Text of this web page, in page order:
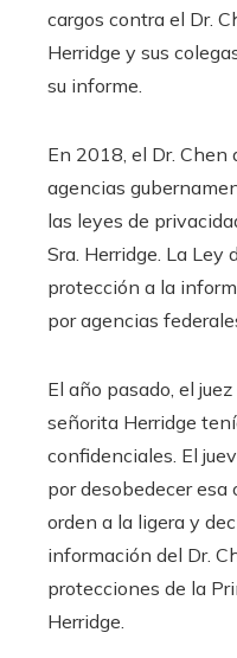
cargos contra el Dr.
Herridge y sus
su informe.
En 2018, el Dr. Chen
agencias
las leyes de
Sra. Herridge. La Ley
protección a la
por agencias
El año pasado, el
señorita Herridge
confidenciales. El
por desobedecer esa
orden a la ligera y
información del Dr.
protecciones de la
Herridge.